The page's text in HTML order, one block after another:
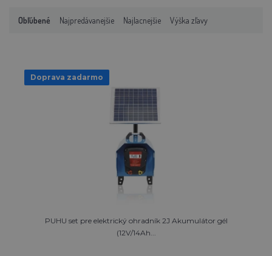
Obľúbené Najpredávanejšie Najlacnejšie Výška zľavy
Doprava zadarmo
PUHU set pre elektrický ohradník 2J Akumulátor gél
(12V/14Ah...